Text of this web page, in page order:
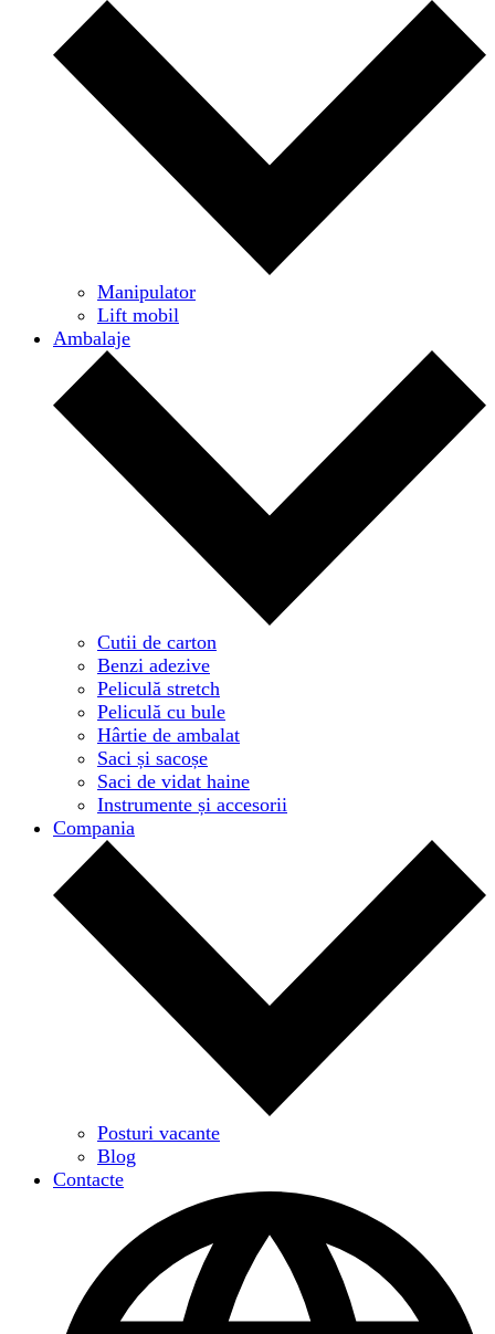
Manipulator
Lift mobil
Ambalaje
Cutii de carton
Benzi adezive
Peliculă stretch
Peliculă cu bule
Hârtie de ambalat
Saci și sacoșe
Saci de vidat haine
Instrumente și accesorii
Compania
Posturi vacante
Blog
Contacte